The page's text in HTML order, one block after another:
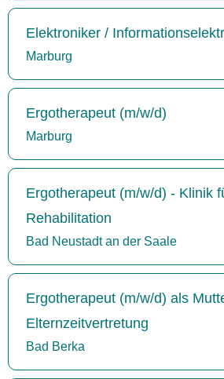
Elektroniker /
Marburg
Ergotherapeut (m/w/d)
Marburg
Ergotherapeut (m/w/d) - Klinik
Rehabilitation
Bad Neustadt an der Saale
Ergotherapeut (m/w/d) als
Elternzeitvertretung
Bad Berka